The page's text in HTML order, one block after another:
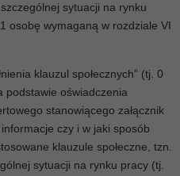
sytuacji na rynku
osobę wymaganą w rozdziale VI
klauzul społecznych” (tj. 0
podstawie oświadczenia
stanowiącego załącznik
czy i w jaki sposób
klauzule społeczne, tzn.
sytuacji na rynku pracy (tj.